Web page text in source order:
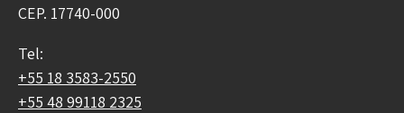
CEP. 17740-000
Tel:
+55 18 3583-2550
+55 48 99118 2325